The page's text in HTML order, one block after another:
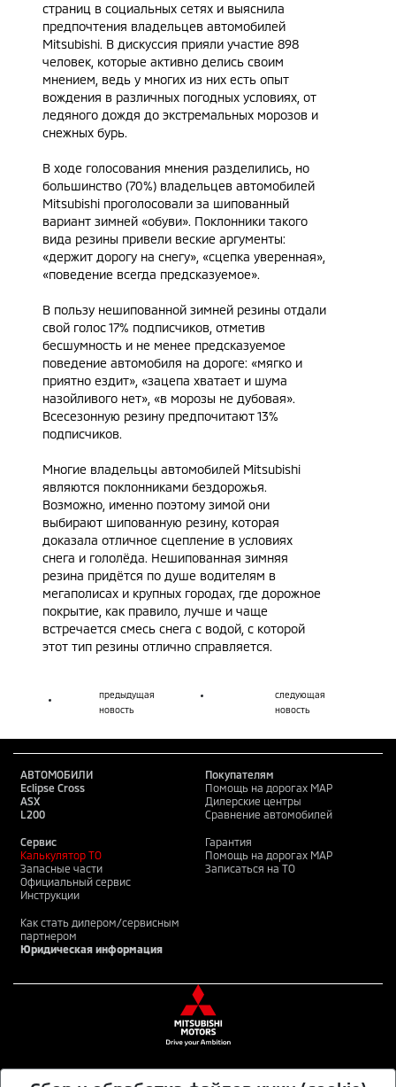
страниц в социальных сетях и выяснила
предпочтения владельцев автомобилей
Mitsubishi. В дискуссия прияли участие 898
человек, которые активно делись своим
мнением, ведь у многих из них есть опыт
вождения в различных погодных условиях, от
ледяного дождя до экстремальных морозов и
снежных бурь.
В ходе голосования мнения разделились, но
большинство (70%) владельцев автомобилей
Mitsubishi проголосовали за шипованный
вариант зимней «обуви». Поклонники такого
вида резины привели веские аргументы:
«держит дорогу на снегу», «сцепка уверенная»,
«поведение всегда предсказуемое».
В пользу нешипованной зимней резины отдали
свой голос 17% подписчиков, отметив
бесшумность и не менее предсказуемое
поведение автомобиля на дороге: «мягко и
приятно ездит», «зацепа хватает и шума
назойливого нет», «в морозы не дубовая».
Всесезонную резину предпочитают 13%
подписчиков.
Многие владельцы автомобилей Mitsubishi
являются поклонниками бездорожья.
Возможно, именно поэтому зимой они
выбирают шипованную резину, которая
доказала отличное сцепление в условиях
снега и гололёда. Нешипованная зимняя
резина придётся по душе водителям в
мегаполисах и крупных городах, где дорожное
покрытие, как правило, лучше и чаще
встречается смесь снега с водой, с которой
этот тип резины отлично справляется.
предыдущая
новость
следующая
новость
АВТОМОБИЛИ
Eclipse Cross
ASX
L200
Покупателям
Помощь на дорогах MAP
Дилерские центры
Сравнение автомобилей
Сервис
Калькулятор ТО
Запасные части
Официальный сервис
Инструкции
Гарантия
Помощь на дорогах MAP
Записаться на ТО
Как стать дилером/сервисным
партнером
Юридическая информация